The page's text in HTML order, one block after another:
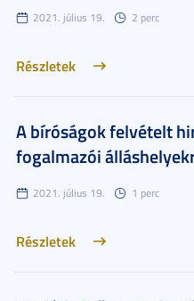
2021. július 19. 2 perc
Részletek
A bíróságok felvételt
fogalmazói
2021. július 19. 1 perc
Részletek